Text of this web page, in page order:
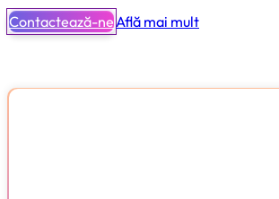
Contactează-neAflă mai mult